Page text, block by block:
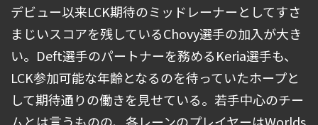
デビュー以来LCK期待のミッドレーナーとしてすさ
まじいスコアを残しているChovy選手の加入が大き
い。Deft選手のパートナーを務めるKeria選手も、
LCK参加可能な年齢となるのを待っていたホープと
して期待通りの働きを見せている。若手中心のチー